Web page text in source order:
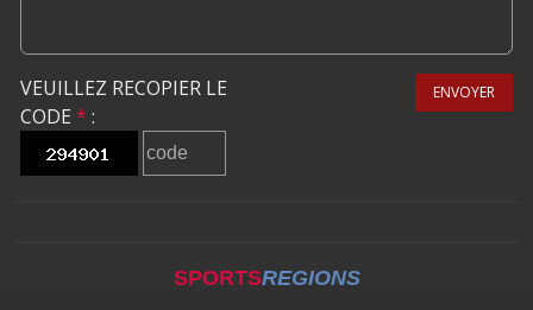
VEUILLEZ RECOPIER LE
CODE * :
ENVOYER
SPORTSREGIONS